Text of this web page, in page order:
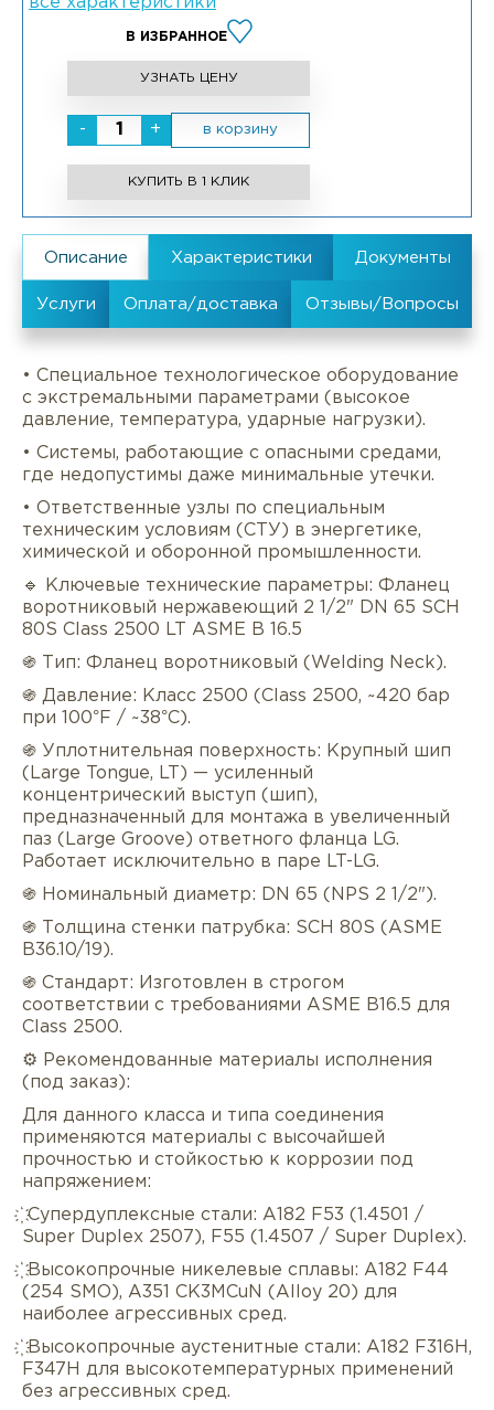
В ИЗБРАННОЕ
УЗНАТЬ ЦЕНУ
- + в корзину
КУПИТЬ В 1 КЛИК
Описание Характеристики
Услуги Оплата/доставка
• Специальное технологическое оборудование
с экстремальными параметрами (высокое
давление, температура, ударные нагрузки).
• Системы, работающие с опасными средами,
где недопустимы даже минимальные утечки.
• Ответственные узлы по специальным
техническим условиям (СТУ) в энергетике,
химической и оборонной промышленности.
🔹 Ключевые технические параметры: Фланец
воротниковый нержавеющий 2 1/2" DN 65 SCH
80S Class 2500 LT ASME B 16.5
֍ Тип: Фланец воротниковый (Welding Neck).
֍ Давление: Класс 2500 (Class 2500, ~420 бар
при 100°F / ~38°C).
֍ Уплотнительная поверхность: Крупный шип
(Large Tongue, LT) — усиленный
концентрический выступ (шип),
предназначенный для монтажа в увеличенный
паз (Large Groove) ответного фланца LG.
Работает исключительно в паре LT-LG.
֍ Номинальный диаметр: DN 65 (NPS 2 1/2").
֍ Толщина стенки патрубка: SCH 80S (ASME
B36.10/19).
֍ Стандарт: Изготовлен в строгом
соответствии с требованиями ASME B16.5 для
Class 2500.
⚙️ Рекомендованные материалы исполнения
(под заказ):
Для данного класса и типа соединения
применяются материалы с высочайшей
прочностью и стойкостью к коррозии под
напряжением:
҉ Супердуплексные стали: A182 F53 (1.4501 /
Super Duplex 2507), F55 (1.4507 / Super Duplex).
҉ Высокопрочные никелевые сплавы: A182 F44
(254 SMO), A351 CK3MCuN (Alloy 20) для
наиболее агрессивных сред.
҉ Высокопрочные аустенитные стали: A182 F316H,
F347H для высокотемпературных применений
без агрессивных сред.